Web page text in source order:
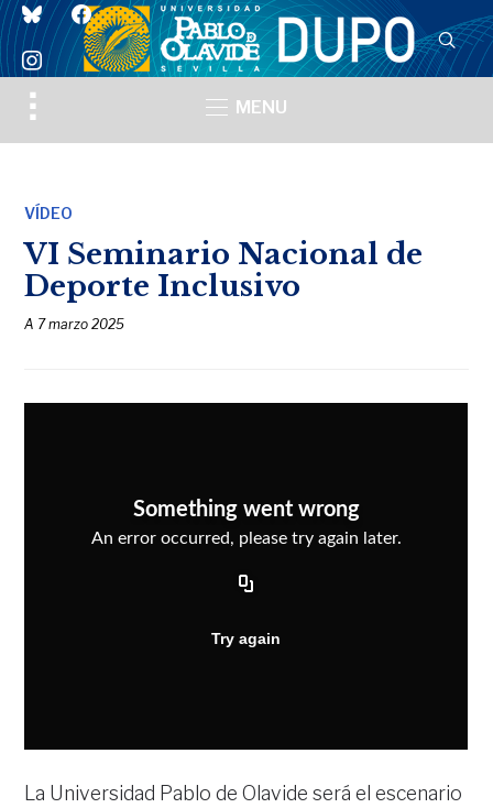
blueskyfacebook
instagram
Toggle
sidebar
MENU
VÍDEO
VI Seminario Nacional de
Deporte Inclusivo
A 7 marzo 2025
La Universidad Pablo de Olavide será el escenario